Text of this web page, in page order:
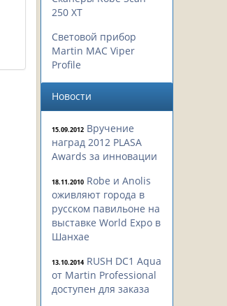
250 XT
Световой прибор
Martin MAC Viper
Profile
Новости
15.09.2012 Вручение
наград 2012 PLASA
Awards за инновации
18.11.2010 Robe и Anolis
оживляют города в
русском павильоне на
выставке World Expo в
Шанхае
13.10.2014 RUSH DC1 Aqua
от Martin Professional
доступен для заказа